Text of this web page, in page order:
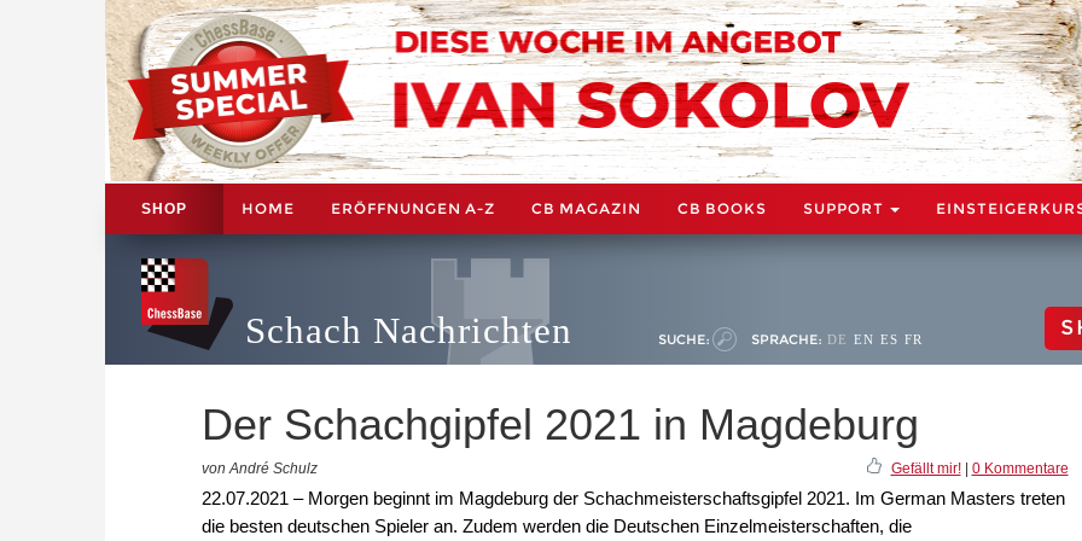
SHOP HOME ERÖFFNUNGEN A-Z CB MAGAZIN CB BOOKS SUPPORT
Schach Nachrichten SUCHE: SPRACHE: DE EN ES FR
Der Schachgipfel 2021 in Magdeburg
von André Schulz Gefällt mir!| 0 Kommentare
22.07.2021 – Morgen beginnt im Magdeburg der Schachmeisterschaftsgipfel 2021. Im German Masters treten
die besten deutschen Spieler an. Zudem werden die Deutschen Einzelmeisterschaften, die